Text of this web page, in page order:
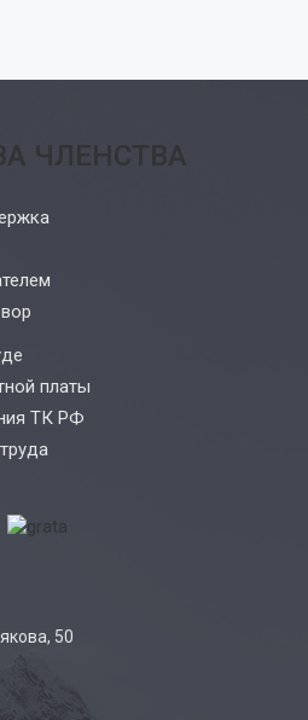
ЧЛЕНСТВА
платы
ТК РФ
50